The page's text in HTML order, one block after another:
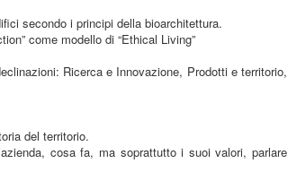
secondo i principi della bioarchitettura.
come modello di “Ethical Living”
Ricerca e Innovazione, Prodotti e territorio,
del territorio.
cosa fa, ma soprattutto i suoi valori, parlare